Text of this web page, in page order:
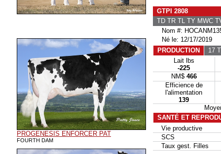
PROGENESIS ENFORCER PAT
FOURTH DAM
GTPI 2808
TD TR TL TY MWC
Nom #:
Né le: 12/17/2019
PRODUCTION
17
Lait lbs
-225
NM$ 466
Efficience de
l'alimentation
139
SANTÉ ET
Vie productive
SCS
Taux gest. Filles